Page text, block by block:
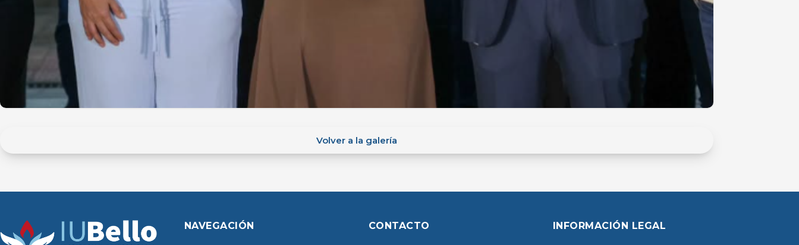
Volver a la galería
NAVEGACIÓN CONTACTO INFORMACIÓN LEGAL